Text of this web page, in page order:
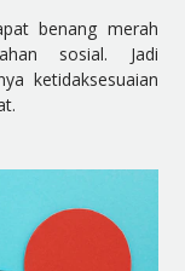
benang merah
sosial. Jadi
ketidaksesuaian